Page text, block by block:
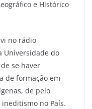
ar
e Histórico
no rádio
Universidade do
se haver
de formação em
de pelo
no País.